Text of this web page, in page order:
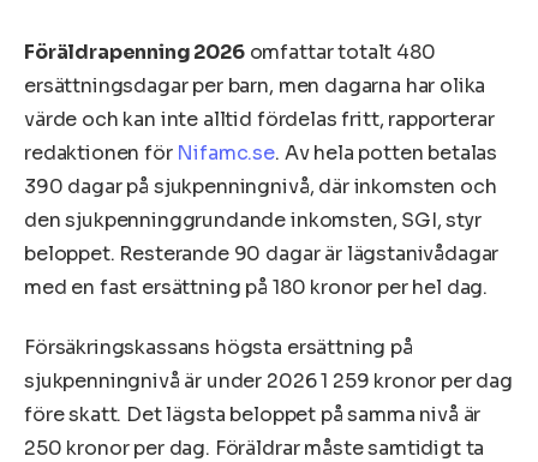
Föräldrapenning 2026omfattar totalt 480
ersättningsdagar per barn, men dagarna har olika
värde och kan inte alltid fördelas fritt, rapporterar
redaktionen för Nifamc.se. Av hela potten betalas
390 dagar på sjukpenningnivå, där inkomsten och
den sjukpenninggrundande inkomsten, SGI, styr
beloppet. Resterande 90 dagar är lägstanivådagar
med en fast ersättning på 180 kronor per hel dag.
Försäkringskassans högsta ersättning på
sjukpenningnivå är under 2026 1 259 kronor per dag
före skatt. Det lägsta beloppet på samma nivå är
250 kronor per dag. Föräldrar måste samtidigt ta